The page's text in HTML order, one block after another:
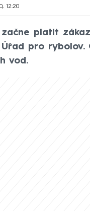
12:20
začne platit
pro rybolov.
vod.